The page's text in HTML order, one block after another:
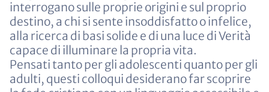
interrogano sulle proprie origini e sul proprio
destino, a chi si sente insoddisfatto o infelice,
alla ricerca di basi solide e di una luce di Verità
capace di illuminare la propria vita.
Pensati tanto per gli adolescenti quanto per gli
adulti, questi colloqui desiderano far scoprire